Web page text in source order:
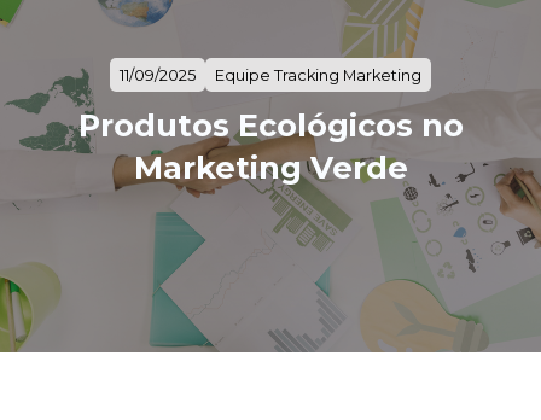
11/09/2025 Equipe Tracking Marketing
Produtos Ecológicos no
Marketing Verde
Eu concordo em receber comunicações.